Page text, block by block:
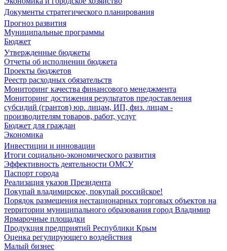
Документы стратегического планирования
Прогноз развития
Муниципальные программы
Бюджет
Утвержденные бюджеты
Отчеты об исполнении бюджета
Проекты бюджетов
Реестр расходных обязательств
Мониторинг качества финансового менеджмента
Мониторинг достижения результатов предоставления
субсидий (грантов) юр. лицам, ИП, физ. лицам -
производителям товаров, работ, услуг
Бюджет для граждан
Экономика
Инвестиции и инновации
Итоги социально-экономического развития
Эффективность деятельности ОМСУ
Паспорт города
Реализация указов Президента
Покупай владимирское, покупай российское!
Порядок размещения нестационарных торговых объектов на
территории муниципального образования город Владимир
Ярмарочные площадки
Продукция предприятий Республики Крым
Оценка регулирующего воздействия
Малый бизнес